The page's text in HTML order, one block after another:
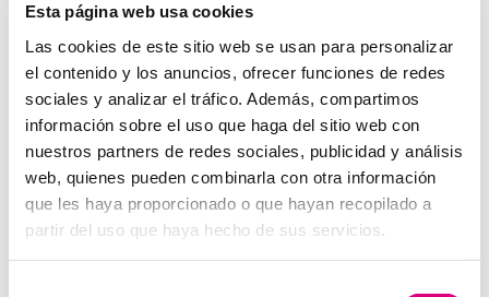
Esta página web usa cookies
Las cookies de este sitio web se usan para personalizar
el contenido y los anuncios, ofrecer funciones de redes
sociales y analizar el tráfico. Además, compartimos
información sobre el uso que haga del sitio web con
nuestros partners de redes sociales, publicidad y análisis
web, quienes pueden combinarla con otra información
que les haya proporcionado o que hayan recopilado a
partir del uso que haya hecho de sus servicios.
En System Network Communication, trabajamos cada
día con autónomos y pymes que confían su seguridad
digital a E
SET NOD 32, porque entienden que un
ataque en vacaciones puede suponer una pérdida de
datos, ingresos y reputación.
Grupo-System, ¿Quiénes somos?
EnSystem Network Communication, con más de
15 años de experiencia, disponemos de un equipo de